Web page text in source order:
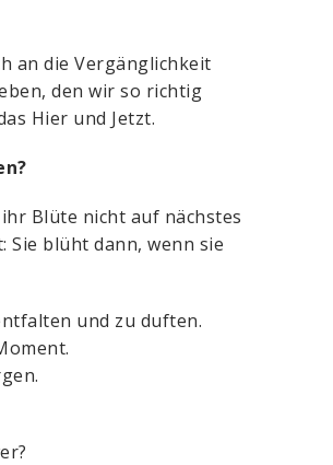
an die Vergänglichkeit
den wir so richtig
Hier und Jetzt.
Blüte nicht auf nächstes
Sie blüht dann, wenn sie
und zu duften.